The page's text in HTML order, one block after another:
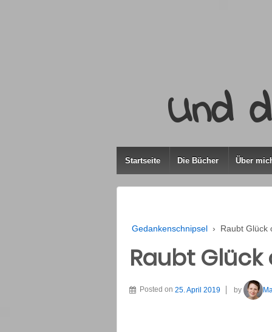
Und
Startseite Die Bücher Über
Gedankenschnipsel › Raubt Glück
Raubt
Posted on 25. April 2019 by